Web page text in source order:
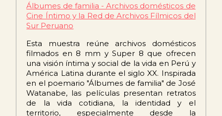
Álbumes de familia - Archivos domésticos de
Cine Íntimo y la Red de Archivos Fílmicos del
Sur Peruano
Esta muestra reúne archivos domésticos
filmados en 8 mm y Super 8 que ofrecen
una visión íntima y social de la vida en Perú y
América Latina durante el siglo XX. Inspirada
en el poemario "Álbumes de familia" de José
Watanabe, las películas presentan retratos
de la vida cotidiana, la identidad y el
territorio, especialmente desde la